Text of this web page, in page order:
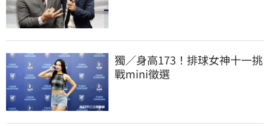
獨／身高173！排球女神十一挑
戰mini徵選